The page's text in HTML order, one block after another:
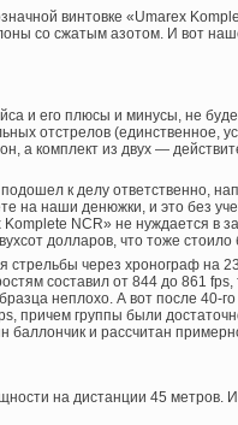
винтовке «Umarex
со сжатым азотом. И вот
и его плюсы и минусы, не
отстрелов (единственное,
а комплект из двух —
к делу ответственно,
на наши денюжки, и это без
NCR» не нуждается в
долларов, что тоже
стрельбы через хронограф на
составил от 844 до 861 fps,
неплохо. А вот после 40-
причем группы были
баллончик и рассчитан
на дистанции 45 метров. И